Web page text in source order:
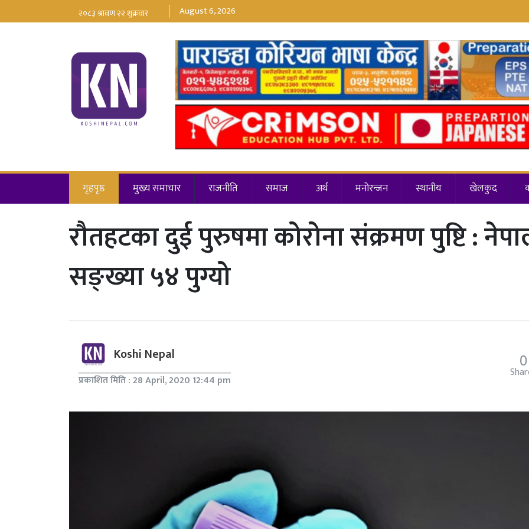
August 6, 2026
गृहपृष्ठ मुख्य समाचार राजनीति समाज अर्थ मनोरन्जन स्थानीय खेलकुद
रौतहटका दुई पुरुषमा कोरोना संक्रमण पुष्टि :
सङ्ख्या ५४ पुग्यो
Koshi Nepal
प्रकाशित मिति : 28 April, 2020 12:44 pm
0